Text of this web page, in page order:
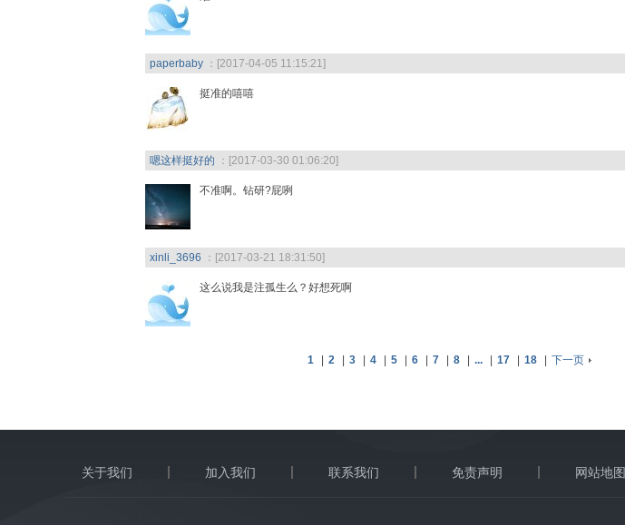
paperbaby ：[2017-04-05 11:15:21]
挺准的嘻嘻
嗯这样挺好的 ：[2017-03-30 01:06:20]
不准啊。钻研?屁咧
xinli_3696 ：[2017-03-21 18:31:50]
这么说我是注孤生么？好想死啊
1 | 2 | 3 | 4 | 5 | 6 | 7 | 8 | ... | 17 | 18 | 下一页
关于我们 加入我们 联系我们 免责声明 网站地图